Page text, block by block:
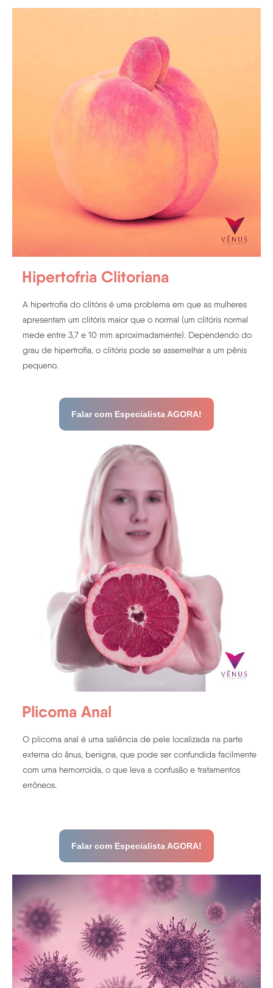
Hipertofria Clitoriana
A hipertrofia do clitóris é uma problema em que as mulheres
apresentam um clitóris maior que o normal (um clitóris normal
mede entre 3,7 e 10 mm aproximadamente). Dependendo do
grau de hipertrofia, o clitóris pode se assemelhar a um pênis
pequeno.
Falar com Especialista AGORA!
Plicoma Anal
O plicoma anal é uma saliência de pele localizada na parte
externa do ânus, benigna, que pode ser confundida facilmente
com uma hemorroida, o que leva a confusão e tratamentos
errôneos.
Falar com Especialista AGORA!